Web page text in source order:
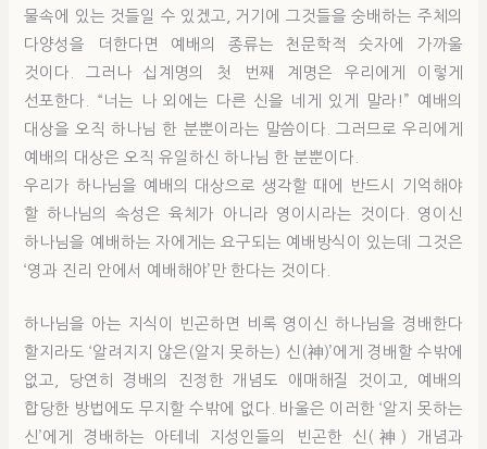
물속에 있는 것들일 수 있겠고, 거기에 그것들을 숭배하는 주체의
다양성을 더한다면 예배의 종류는 천문학적 숫자에 가까울
것이다. 그러나 십계명의 첫 번째 계명은 우리에게 이렇게
선포한다. “너는 나 외에는 다른 신을 네게 있게 말라!” 예배의
대상을 오직 하나님 한 분뿐이라는 말씀이다. 그러므로 우리에게
예배의 대상은 오직 유일하신 하나님 한 분뿐이다.
우리가 하나님을 예배의 대상으로 생각할 때에 반드시 기억해야
할 하나님의 속성은 육체가 아니라 영이시라는 것이다. 영이신
하나님을 예배하는 자에게는 요구되는 예배방식이 있는데 그것은
‘영과 진리 안에서 예배해야’만 한다는 것이다.
하나님을 아는 지식이 빈곤하면 비록 영이신 하나님을 경배한다
할지라도 ‘알려지지 않은(알지 못하는) 신(神)’에게 경배할 수밖에
없고, 당연히 경배의 진정한 개념도 애매해질 것이고, 예배의
합당한 방법에도 무지할 수밖에 없다. 바울은 이러한 ‘알지 못하는
신’에게 경배하는 아테네 지성인들의 빈곤한 신(神) 개념과